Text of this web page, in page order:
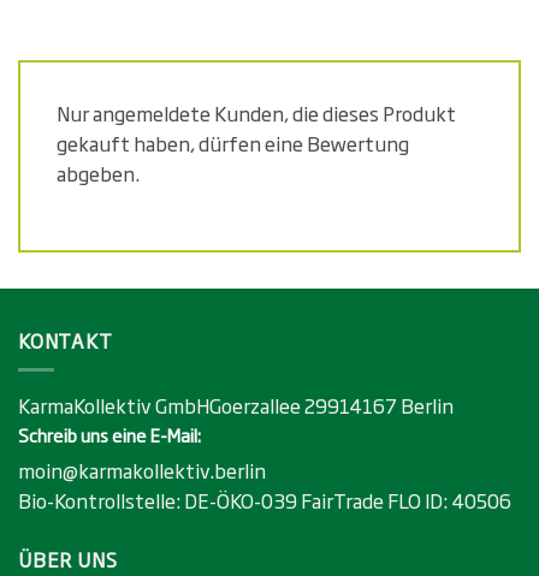
Nur angemeldete Kunden, die dieses Produkt
gekauft haben, dürfen eine Bewertung
abgeben.
KONTAKT
KarmaKollektiv GmbHGoerzallee 29914167 Berlin
Schreib uns eine E-Mail:
moin@karmakollektiv.berlin
Bio-Kontrollstelle:DE-ÖKO-039FairTrade FLO ID:40506
ÜBER UNS